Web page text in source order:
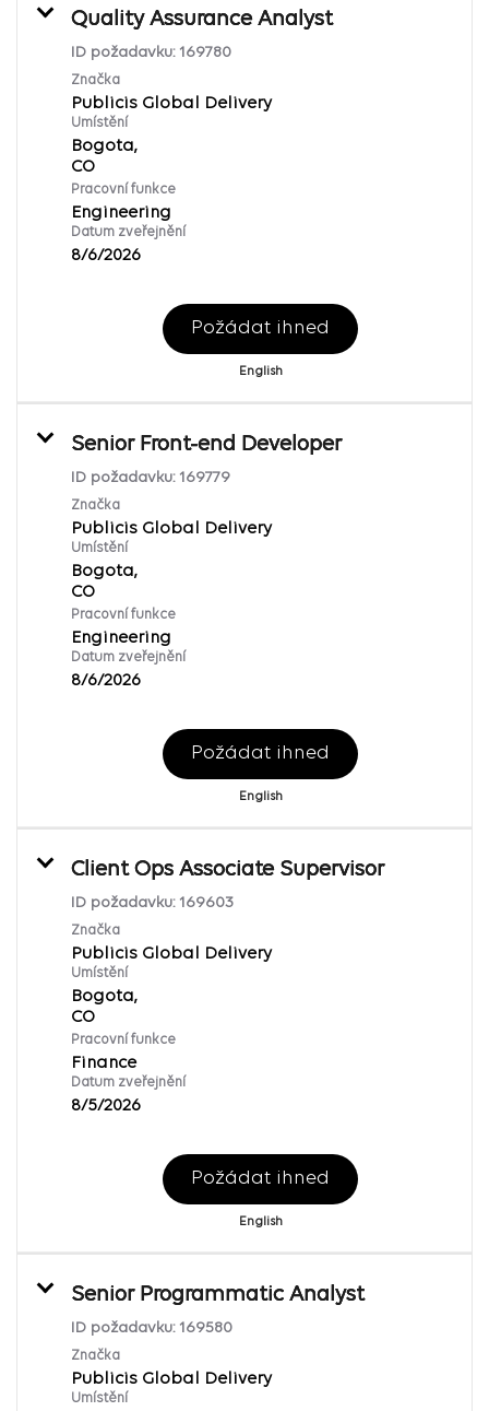
Quality Assurance Analyst
ID požadavku: 169780
Značka
Publicis Global Delivery
Umístění
Bogota,
Pracovní funkce
Engineering
Datum zveřejnění
8/6/2026
Požádat ihned
English
Senior Front-end Developer
ID požadavku: 169779
Značka
Publicis Global Delivery
Umístění
Bogota,
Pracovní funkce
Engineering
Datum zveřejnění
8/6/2026
Požádat ihned
English
Client Ops Associate Supervisor
ID požadavku: 169603
Značka
Publicis Global Delivery
Umístění
Bogota,
Pracovní funkce
Finance
Datum zveřejnění
8/5/2026
Požádat ihned
English
Senior Programmatic Analyst
ID požadavku: 169580
Značka
Publicis Global Delivery
Umístění